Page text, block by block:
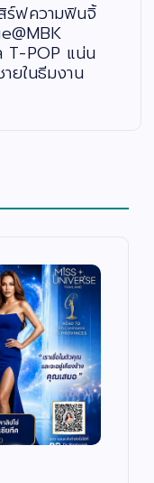
ร์ฟความฟินจิ้
POP แน่น
ยในธีมงาน